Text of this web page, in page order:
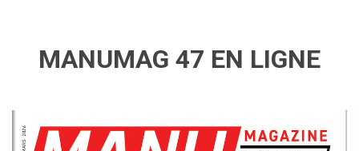
MANUMAG 47 EN LIGNE